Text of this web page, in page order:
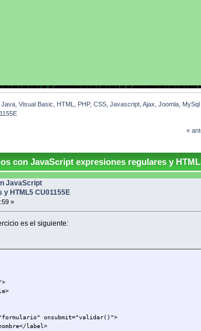
Visual Basic, HTML, PHP, CSS, Javascript, Ajax, Joomla,
«
con JavaScript expresiones regulares y
JavaScript
HTML5 CU01155E
»
es el siguiente:
onsubmit="validar()">
label>